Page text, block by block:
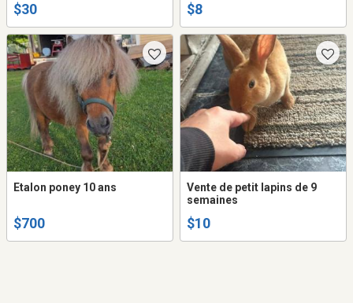
$30 $8
Etalon poney 10 ans
$700
Vente de petit lapins de 9
semaines
$10